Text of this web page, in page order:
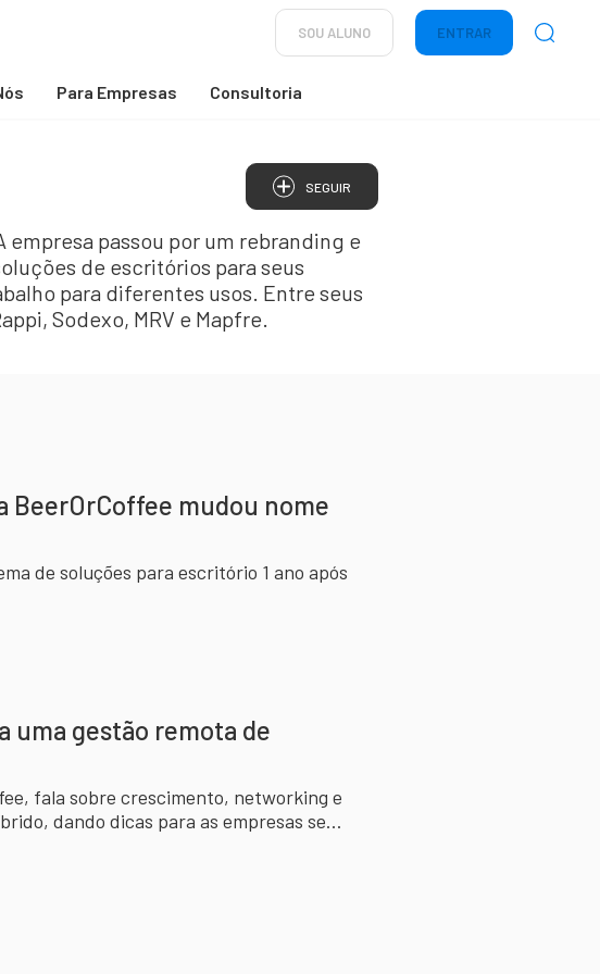
SOU ALUNO ENTRAR
Para Empresas Consultoria
SEGUIR
passou por um rebranding e
de escritórios para seus
para diferentes usos. Entre seus
Sodexo, MRV e Mapfre.
BeerOrCoffee mudou nome
de soluções para escritório 1 ano após
uma gestão remota de
fala sobre crescimento, networking e
dando dicas para as empresas se